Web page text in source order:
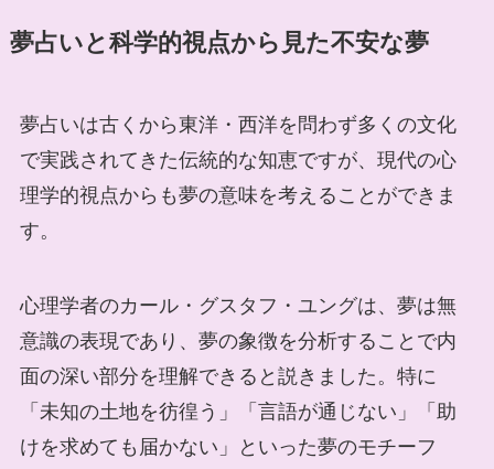
夢占いと科学的視点から見た不安な夢
夢占いは古くから東洋・西洋を問わず多くの文化
で実践されてきた伝統的な知恵ですが、現代の心
理学的視点からも夢の意味を考えることができま
す。
心理学者のカール・グスタフ・ユングは、夢は無
意識の表現であり、夢の象徴を分析することで内
面の深い部分を理解できると説きました。特に
「未知の土地を彷徨う」「言語が通じない」「助
けを求めても届かない」といった夢のモチーフ